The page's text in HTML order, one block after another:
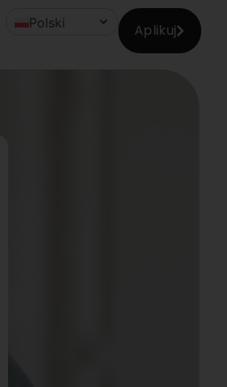
Polski Aplikuj